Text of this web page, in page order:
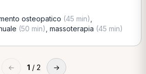
osteopatico (45 min)
(50 min) massoterapia (45 min)
← 1 / 2 →